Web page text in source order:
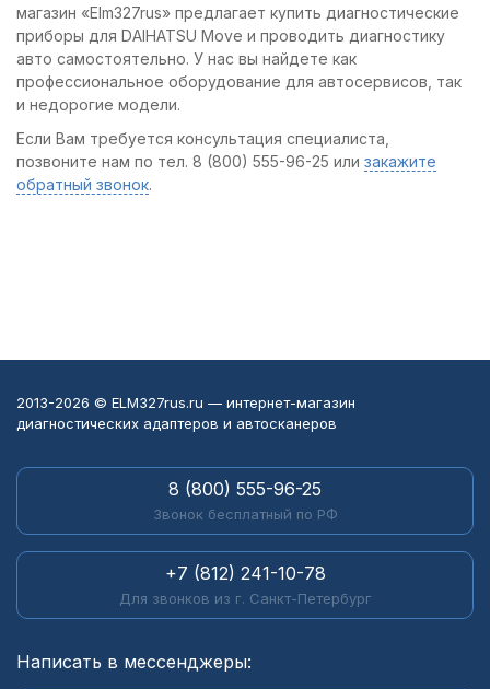
магазин «Elm327rus» предлагает купить диагностические
приборы для DAIHATSU Move и проводить диагностику
авто самостоятельно. У нас вы найдете как
профессиональное оборудование для автосервисов, так
и недорогие модели.
Если Вам требуется консультация специалиста,
позвоните нам по тел. 8 (800) 555-96-25 или закажите
обратный звонок.
2013-2026 © ELM327rus.ru — интернет-магазин
диагностических адаптеров и автосканеров
8 (800) 555-96-25
Звонок бесплатный по РФ
+7 (812) 241-10-78
Для звонков из г. Санкт-Петербург
Написать в мессенджеры: